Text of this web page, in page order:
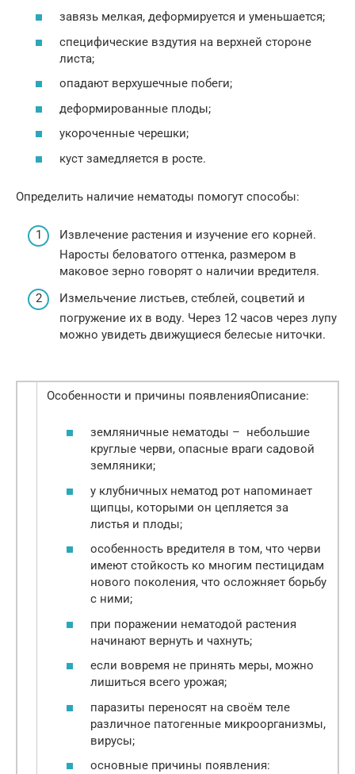
завязь мелкая, деформируется и уменьшается;
специфические вздутия на верхней стороне
листа;
опадают верхушечные побеги;
деформированные плоды;
укороченные черешки;
куст замедляется в росте.
Определить наличие нематоды помогут способы:
Извлечение растения и изучение его корней.
Наросты беловатого оттенка, размером в
маковое зерно говорят о наличии вредителя.
Измельчение листьев, стеблей, соцветий и
погружение их в воду. Через 12 часов через лупу
можно увидеть движущиеся белесые ниточки.
Особенности и причины появленияОписание:
земляничные нематоды – небольшие
круглые черви, опасные враги садовой
земляники;
у клубничных нематод рот напоминает
щипцы, которыми он цепляется за
листья и плоды;
особенность вредителя в том, что черви
имеют стойкость ко многим пестицидам
нового поколения, что осложняет борьбу
с ними;
при поражении нематодой растения
начинают вернуть и чахнуть;
если вовремя не принять меры, можно
лишиться всего урожая;
паразиты переносят на своём теле
различное патогенные микроорганизмы,
вирусы;
основные причины появления: